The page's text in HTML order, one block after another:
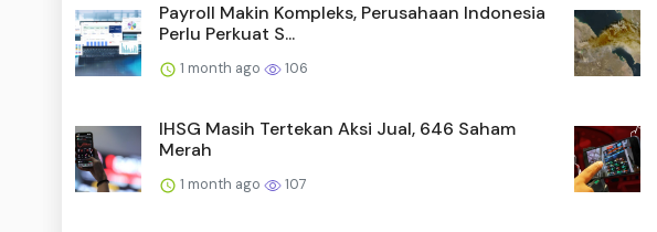
Payroll Makin Kompleks, Perusahaan Indonesia
Perlu Perkuat S...
1 month ago 106
IHSG Masih Tertekan Aksi Jual, 646 Saham
Merah
1 month ago 107